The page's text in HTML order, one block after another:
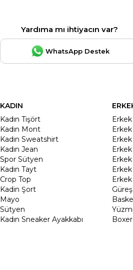
Yardıma mı ihtiyacın var?
WhatsApp Destek
KADIN
Kadın Tişört
Kadın Mont
Kadın Sweatshirt
Kadın Jean
Spor Sütyen
Kadın Tayt
Crop Top
Kadin Şort
Mayo
Sütyen
Kadın Sneaker Ayakkabı
Güreş
Boxer